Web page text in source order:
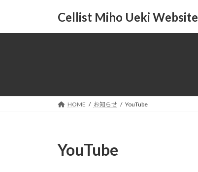
Cellist Miho Ueki Website
HOME お知らせ YouTube
YouTube